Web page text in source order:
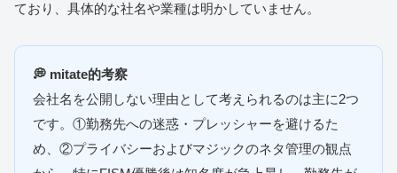
ており、具体的な社名や業種は明かしていません。
💭 mitate的考察
会社名を公開しない理由として考えられるのは主に2つ
です。①勤務先への迷惑・プレッシャーを避けるた
め、②プライバシーおよびマジックのネタ管理の観点